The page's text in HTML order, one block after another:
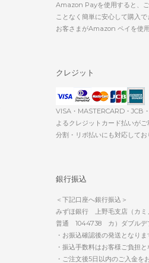
Amazon Payを使用すると、
ことなく簡単に安心して購入で
お客さまがAmazon ペイを使
クレジット
VISA・MASTERCARD・JCB
よるクレジットカード払いがご
分割・リボ払いにも対応してお
銀行振込
＜下記口座へ銀行振込＞
みずほ銀行 上野毛支店（カ
普通 1044738 カ）ダブルデ
・お振込確認後の発送となりま
・振込手数料はお客様ご負担と
・ご注文後5日以内のご入金を